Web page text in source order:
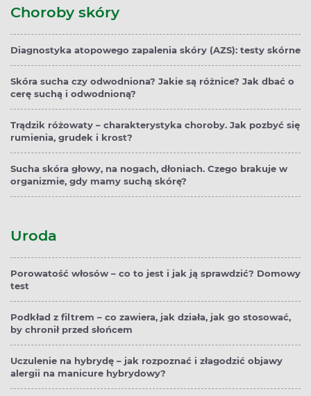
Choroby skóry
Diagnostyka atopowego zapalenia skóry (AZS): testy skórne
Skóra sucha czy odwodniona? Jakie są różnice? Jak dbać o
cerę suchą i odwodnioną?
Trądzik różowaty – charakterystyka choroby. Jak pozbyć się
rumienia, grudek i krost?
Sucha skóra głowy, na nogach, dłoniach. Czego brakuje w
organizmie, gdy mamy suchą skórę?
Uroda
Porowatość włosów – co to jest i jak ją sprawdzić? Domowy
test
Podkład z filtrem – co zawiera, jak działa, jak go stosować,
by chronił przed słońcem
Uczulenie na hybrydę – jak rozpoznać i złagodzić objawy
alergii na manicure hybrydowy?